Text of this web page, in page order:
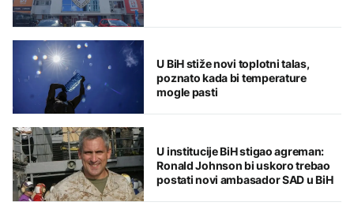
U BiH stiže novi toplotni talas,
poznato kada bi temperature
mogle pasti
U institucije BiH stigao agreman:
Ronald Johnson bi uskoro trebao
postati novi ambasador SAD u BiH